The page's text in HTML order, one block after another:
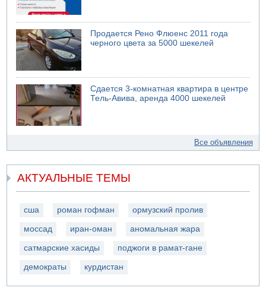
Продается Рено Флюенс 2011 года
черного цвета за 5000 шекелей
Сдается 3-комнатная квартира в центре
Тель-Авива, аренда 4000 шекелей
Все объявления
АКТУАЛЬНЫЕ ТЕМЫ
сша роман гофман ормузский пролив
моссад иран-оман аномальная жара
сатмарские хасиды поджоги в рамат-гане
демократы курдистан